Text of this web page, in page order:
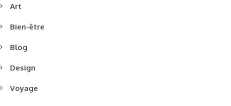
Art
Bien-être
Blog
Design
Voyage